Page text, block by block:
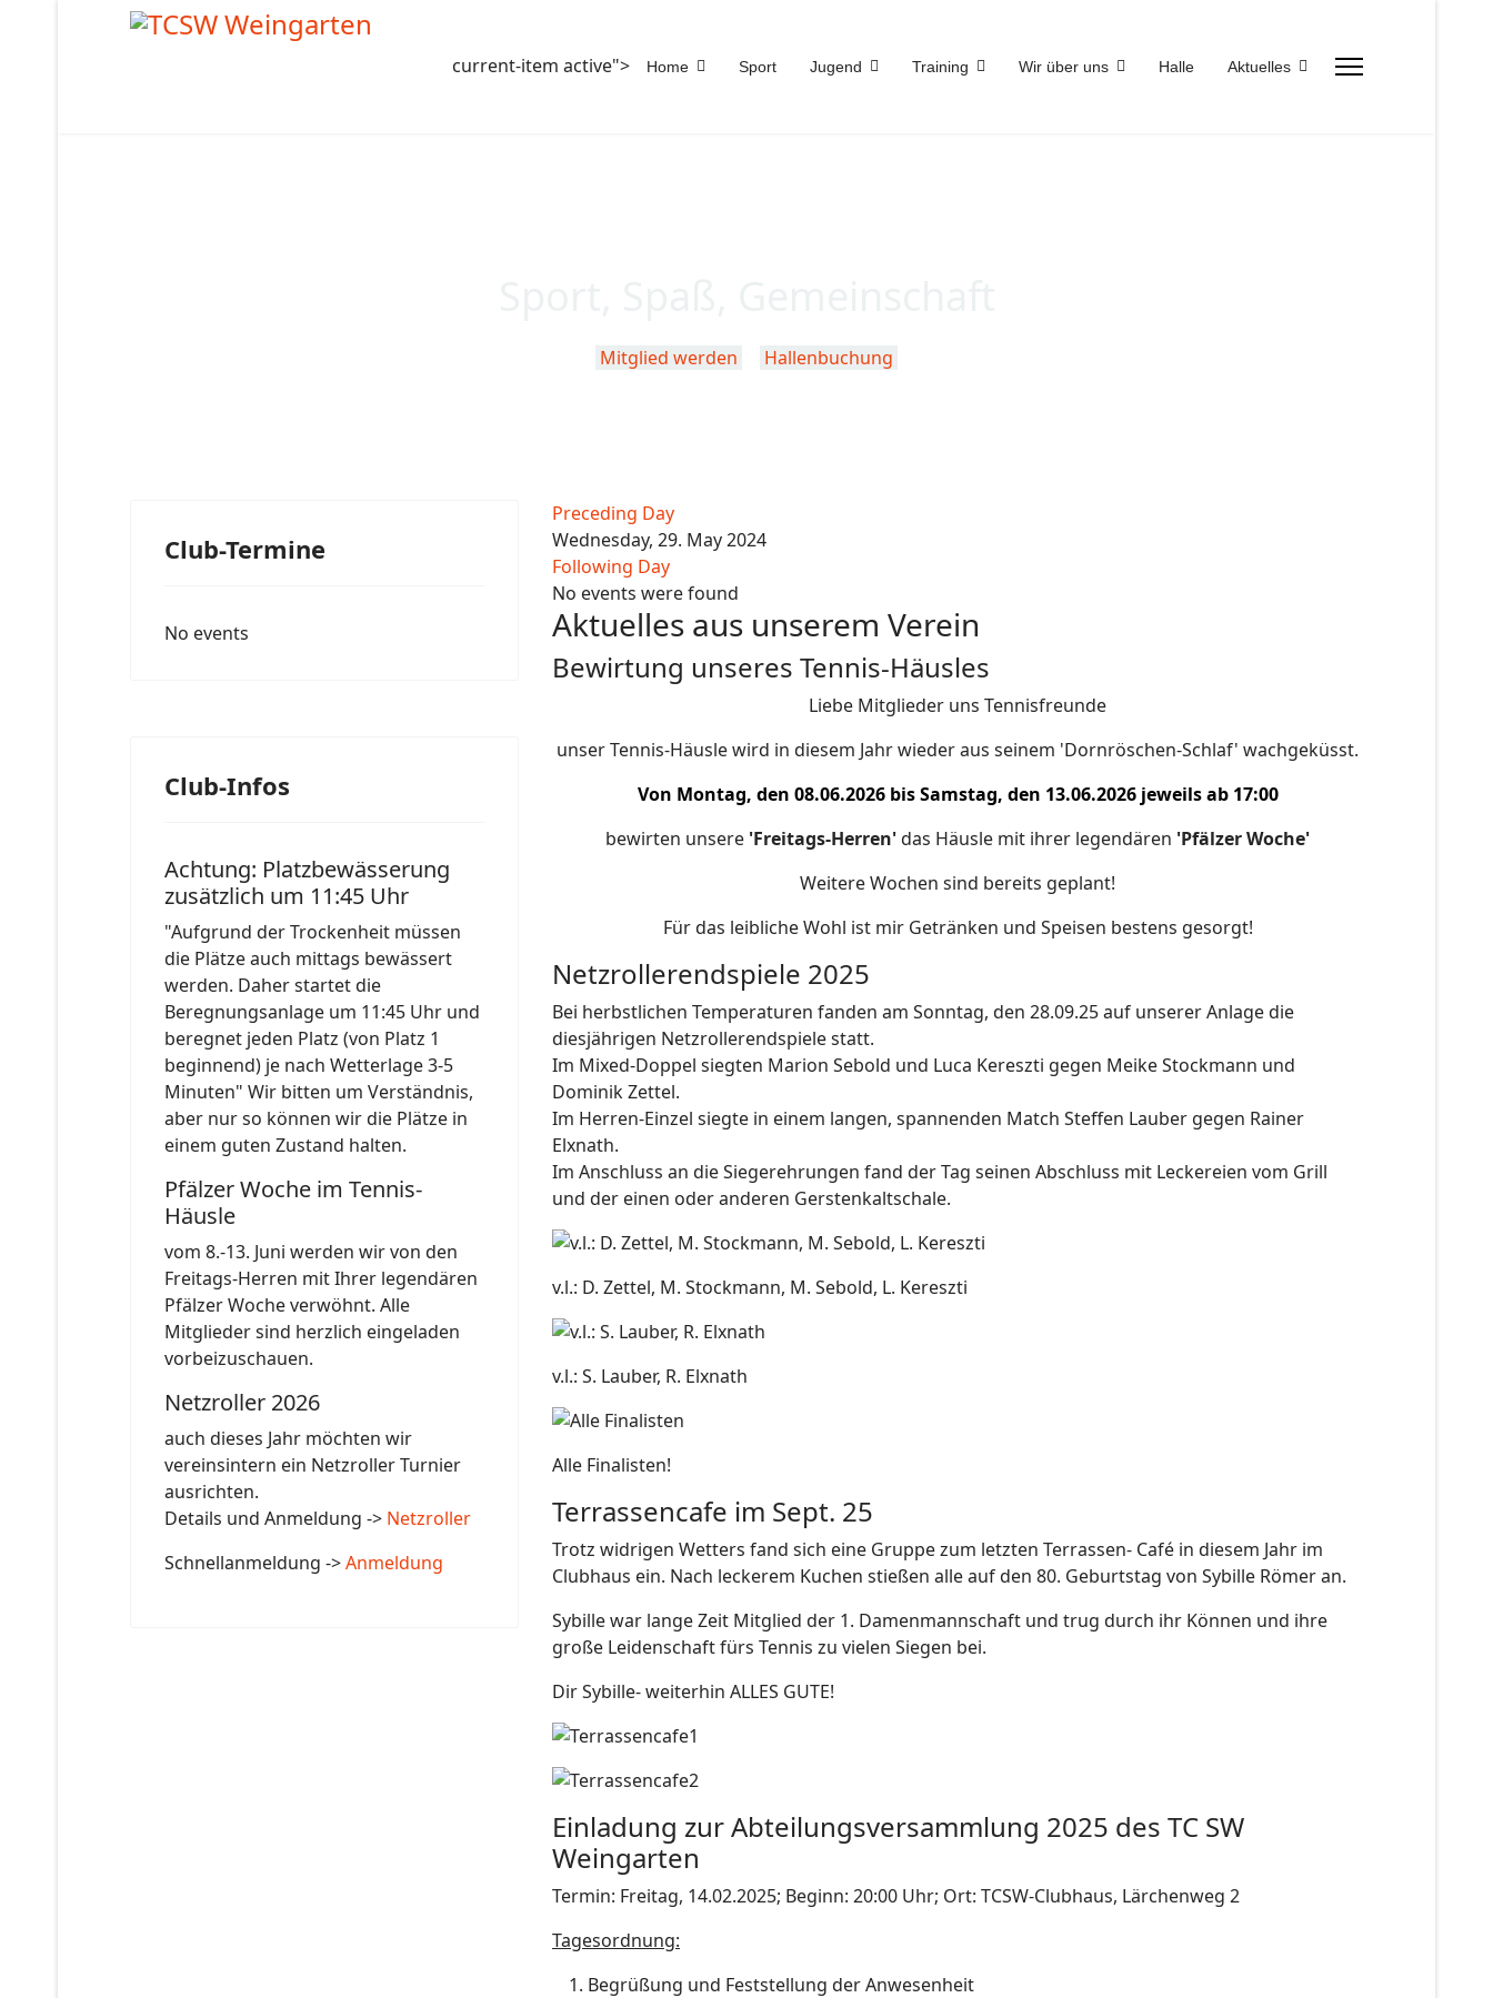
current-item active"> Home Sport Jugend Training Wir über uns Halle Aktuelles
Mitglied werden Hallenbuchung
Club-Termine
No events
Club-Infos
Achtung: Platzbewässerung
zusätzlich um 11:45 Uhr
"Aufgrund der Trockenheit müssen
die Plätze auch mittags bewässert
werden. Daher startet die
Beregnungsanlage um 11:45 Uhr und
beregnet jeden Platz (von Platz 1
beginnend) je nach Wetterlage 3-5
Minuten" Wir bitten um Verständnis,
aber nur so können wir die Plätze in
einem guten Zustand halten.
Pfälzer Woche im Tennis-
Häusle
vom 8.-13. Juni werden wir von den
Freitags-Herren mit Ihrer legendären
Pfälzer Woche verwöhnt. Alle
Mitglieder sind herzlich eingeladen
vorbeizuschauen.
Netzroller 2026
auch dieses Jahr möchten wir
vereinsintern ein Netzroller Turnier
ausrichten.
Details und Anmeldung -> Netzroller
Schnellanmeldung ->Anmeldung
Preceding Day
Wednesday, 29. May 2024
Following Day
No events were found
Aktuelles aus unserem Verein
Bewirtung unseres Tennis-Häusles
Liebe Mitglieder uns Tennisfreunde
unser Tennis-Häusle wird in diesem Jahr wieder aus seinem 'Dornröschen-Schlaf' wachgeküsst.
Von Montag, den 08.06.2026 bis Samstag, den 13.06.2026 jeweils ab 17:00
bewirten unsere 'Freitags-Herren'das Häusle mit ihrer legendären 'Pfälzer Woche'
Weitere Wochen sind bereits geplant!
Für das leibliche Wohl ist mir Getränken und Speisen bestens gesorgt!
Netzrollerendspiele 2025
Bei herbstlichen Temperaturen fanden am Sonntag, den 28.09.25 auf unserer Anlage die
diesjährigen Netzrollerendspiele statt.
Im Mixed-Doppel siegten Marion Sebold und Luca Kereszti gegen Meike Stockmann und
Dominik Zettel.
Im Herren-Einzel siegte in einem langen, spannenden Match Steffen Lauber gegen Rainer
Elxnath.
Im Anschluss an die Siegerehrungen fand der Tag seinen Abschluss mit Leckereien vom Grill
und der einen oder anderen Gerstenkaltschale.
v.l.: D. Zettel, M. Stockmann, M. Sebold, L. Kereszti
v.l.: S. Lauber, R. Elxnath
Alle Finalisten!
Terrassencafe im Sept. 25
Trotz widrigen Wetters fand sich eine Gruppe zum letzten Terrassen- Café in diesem Jahr im
Clubhaus ein. Nach leckerem Kuchen stießen alle auf den 80. Geburtstag von Sybille Römer an.
Sybille war lange Zeit Mitglied der 1. Damenmannschaft und trug durch ihr Können und ihre
große Leidenschaft fürs Tennis zu vielen Siegen bei.
Dir Sybille- weiterhin ALLES GUTE!
Einladung zur Abteilungsversammlung 2025 des TC SW
Weingarten
Termin: Freitag, 14.02.2025; Beginn: 20:00 Uhr; Ort: TCSW-Clubhaus, Lärchenweg 2
Tagesordnung:
Begrüßung und Feststellung der Anwesenheit